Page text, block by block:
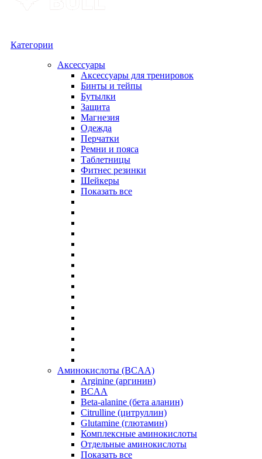
Категории
Аксессуары
Аксессуары для тренировок
Бинты и тейпы
Бутылки
Защита
Магнезия
Одежда
Перчатки
Ремни и пояса
Таблетницы
Фитнес резинки
Шейкеры
Показать все
Аминокислоты (BCAA)
Arginine (аргинин)
BCAA
Beta-alanine (бета аланин)
Citrulline (цитруллин)
Glutamine (глютамин)
Комплексные аминокислоты
Отдельные аминокислоты
Показать все